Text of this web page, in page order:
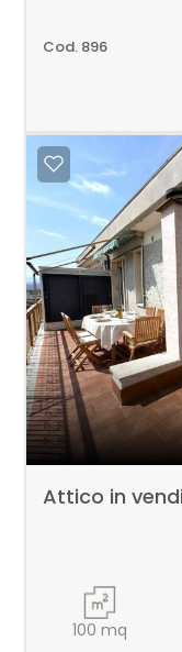
Cod. 896
Attico in
100 mq
Qualsiasi
1
3
4
5
Bagni